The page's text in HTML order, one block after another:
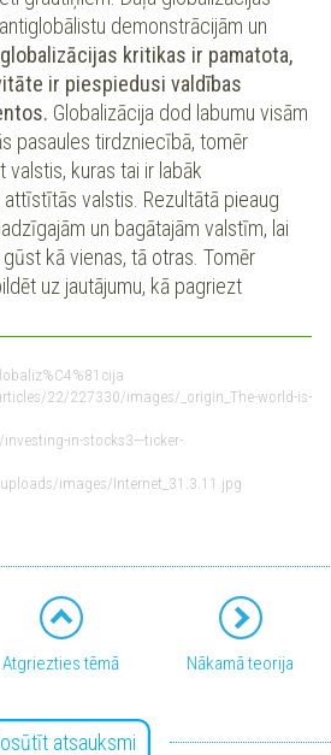
demonstrācijām un
globalizācijas kritikas ir pamatota,
ir piespiedusi valdības
Globalizācija dod labumu visām
pasaules tirdzniecībā, tomēr
valstis, kuras tai ir labāk
valstis. Rezultātā pieaug
un bagātajām valstīm, lai
kā vienas, tā otras. Tomēr
uz jautājumu, kā pagriezt
22/227330/images/_origin_The-world-is-
in-stocks3---ticker-
images/Internet_31.3.11.jpg
Atgriezties tēmā Nākamā teorija
atsauksmi